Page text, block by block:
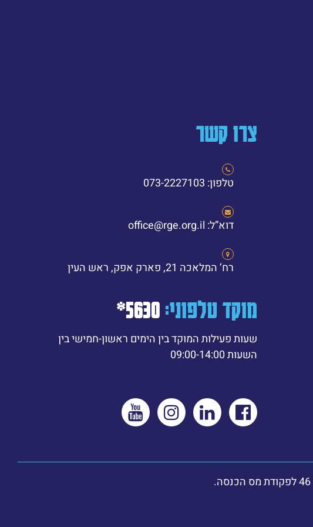
צרו קשר
טלפון: 073-2227103
דוא”ל: office@rge.org.il
רח’ המלאכה 21, פארק אפק, ראש העין
מוקד טלפוני: 5630*
שעות פעילות המוקד בין הימים ראשון-חמישי בין
השעות 09:00-14:00